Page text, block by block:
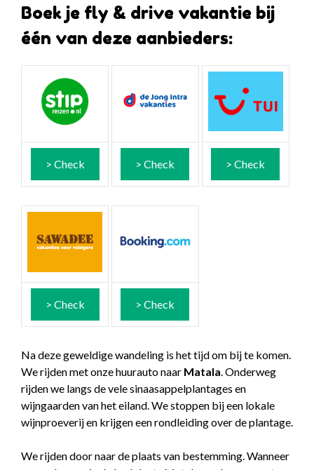
Boek je fly & drive vakantie bij
één van deze aanbieders:
> Check > Check > Check
> Check > Check
Na deze geweldige wandeling is het tijd om bij te komen.
We rijden met onze huurauto naar Matala. Onderweg
rijden we langs de vele sinaasappelplantages en
wijngaarden van het eiland. We stoppen bij een lokale
wijnproeverij en krijgen een rondleiding over de plantage.
We rijden door naar de plaats van bestemming. Wanneer